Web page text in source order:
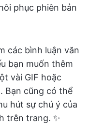
phục phiên bản
các bình luận văn
bạn muốn thêm
vài GIF hoặc
Bạn cũng có thể
hút sự chú ý của
trên trang. ✨